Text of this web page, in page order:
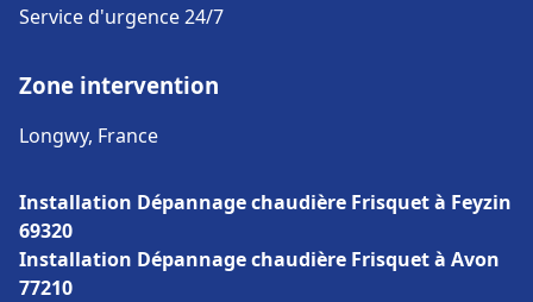
Service d'urgence 24/7
Zone intervention
Longwy, France
Installation Dépannage chaudière Frisquet à Feyzin
69320
Installation Dépannage chaudière Frisquet à Avon
77210